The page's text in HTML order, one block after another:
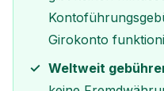
Girokonto
Weltweit